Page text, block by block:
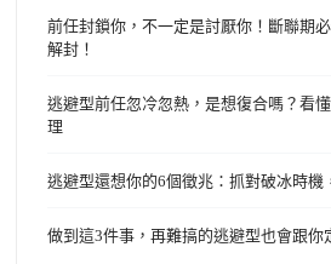
前任封鎖你，不一定是討厭你！斷聯期
解封！
逃避型前任忽冷忽熱，是想復合嗎？看
理
逃避型還想你的6個徵兆：抓對破冰時機
做到這3件事，再難搞的逃避型也會跟你